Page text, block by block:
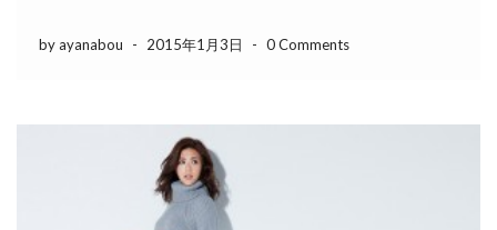
by ayanabou - 2015年1月3日 - 0 Comments